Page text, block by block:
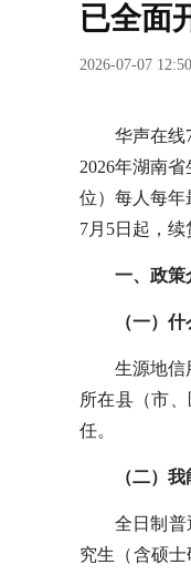
已全面
2026-07-07 12:50
华声在线
2026年湖南
位）每人每年
7月5日起，
一、政策
（一）
生源地信
所在县（市
任。
（二）
全日制普
究生（含硕